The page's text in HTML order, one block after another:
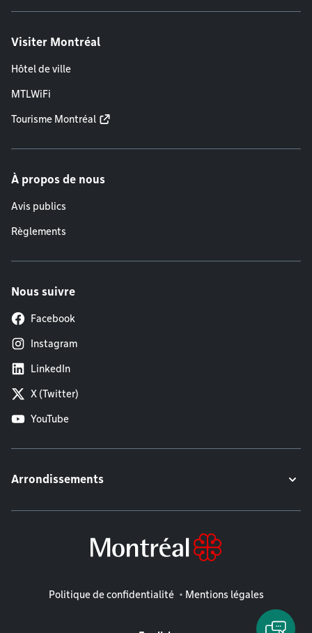
Visiter Montréal
Hôtel de ville
MTLWiFi
Tourisme Montréal
À propos de nous
Avis publics
Règlements
Nous suivre
Facebook
Instagram
LinkedIn
X (Twitter)
YouTube
Arrondissements
Mentions légales
Politique de confidentialité Mentions légales